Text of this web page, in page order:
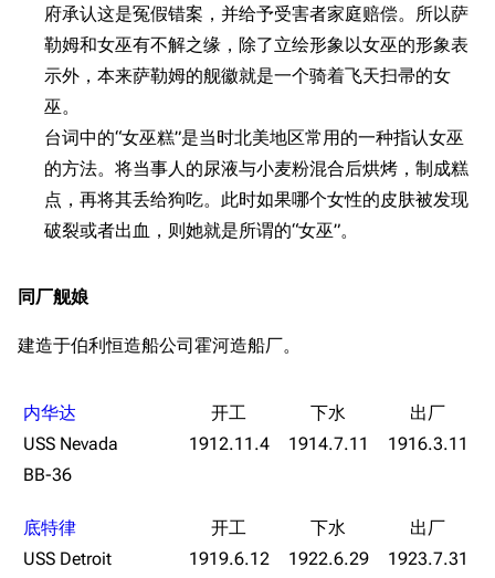
学院与战术
放映厅
战区支队基地
工程局
特别船坞
舰船造船厂一览
舰船归宿一览
舰艇徽章与格言
图纸舰与未成舰
蒸汽轮机基础
旧日本八八舰队
近代中国图纸舰
友情链接
舰少资料库
资料站
JSTOR期刊图书馆
府承认这是冤假错案，并给予受害者家庭赔偿。所以萨
勒姆和女巫有不解之缘，除了立绘形象以女巫的形象表
示外，本来萨勒姆的舰徽就是一个骑着飞天扫帚的女
巫。
台词中的“女巫糕”是当时北美地区常用的一种指认女巫
的方法。将当事人的尿液与小麦粉混合后烘烤，制成糕
点，再将其丢给狗吃。此时如果哪个女性的皮肤被发现
破裂或者出血，则她就是所谓的“女巫”。
同厂舰娘
建造于伯利恒造船公司霍河造船厂。
内华达
USS Nevada
BB-36
1912.11.4 1914.7.11 1916.3.11
底特律
USS Detroit
1919.6.12 1922.6.29 1923.7.31